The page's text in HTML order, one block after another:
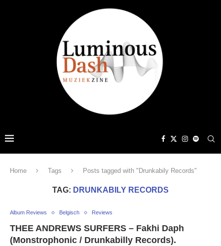
Home Tags Posts tagged with "Drunkabily Records"
TAG: DRUNKABILY RECORDS
Album Reviews Belgisch Reviews
THEE ANDREWS SURFERS – Fakhi Daph
(Monstrophonic / Drunkabilly Records).